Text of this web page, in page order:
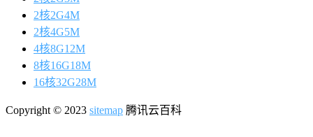
2核2G4M
2核4G5M
4核8G12M
8核16G18M
16核32G28M
Copyright © 2023 sitemap 腾讯云百科